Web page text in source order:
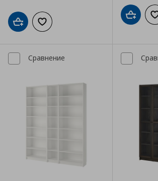
Добави в кошницата
Добави към списъка с любими
Добави
Сравнение